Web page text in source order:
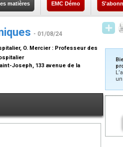
matières EMC Démo
- 01/08/24
, O. Mercier : Professeur des
Joseph, 133 avenue de la